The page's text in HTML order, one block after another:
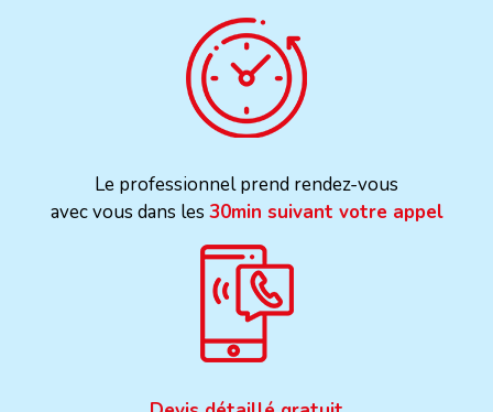
Le professionnel prend rendez-vous
avec vous dans les 30min suivant votre appel